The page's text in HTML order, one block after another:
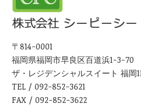
〒814-0001
福岡県福岡市早良区百道浜1-3-70
ザ・レジデンシャルスイート 福岡
TEL / 092-852-3621
FAX / 092-852-3622